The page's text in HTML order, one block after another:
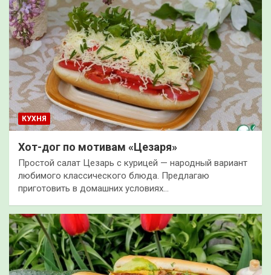
КУХНЯ
Хот-дог по мотивам «Цезаря»
Простой салат Цезарь с курицей — народный вариант
любимого классического блюда. Предлагаю
приготовить в домашних условиях…